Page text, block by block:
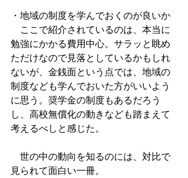
・地域の制度を学んでおくのが良いか
ここで紹介されているのは、本当に
勉強にかかる費用中心。サラッと眺め
ただけなので見落としているかもしれ
ないが、金銭面という点では、地域の
制度なども学んでおいた方がいいよう
に思う。奨学金の制度もあるだろう
し、高校無償化の動きなども踏まえて
考えるべしと感じた。
世の中の動向を知るのには、対比で
見られて面白い一冊。